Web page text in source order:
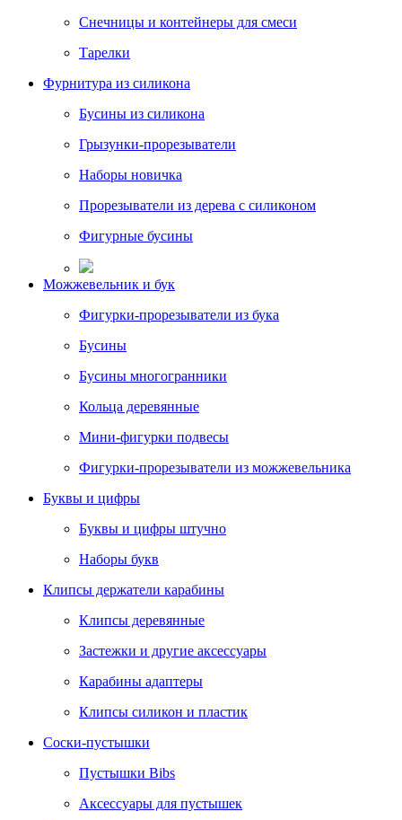
Снечницы и контейнеры для смеси
Тарелки
Фурнитура из силикона
Бусины из силикона
Грызунки-прорезыватели
Наборы новичка
Прорезыватели из дерева с силиконом
Фигурные бусины
Можжевельник и бук
Фигурки-прорезыватели из бука
Бусины
Бусины многогранники
Кольца деревянные
Мини-фигурки подвесы
Фигурки-прорезыватели из можжевельника
Буквы и цифры
Буквы и цифры штучно
Наборы букв
Клипсы держатели карабины
Клипсы деревянные
Застежки и другие аксессуары
Карабины адаптеры
Клипсы силикон и пластик
Соски-пустышки
Пустышки Bibs
Аксессуары для пустышек